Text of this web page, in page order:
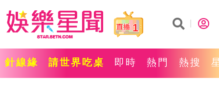
1
針線緣 請世界吃桌 即時 熱門 熱搜